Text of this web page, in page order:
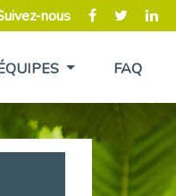
nous
FAQ